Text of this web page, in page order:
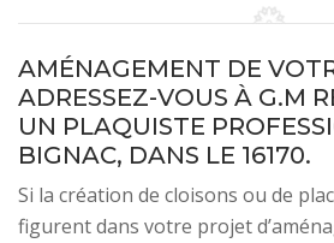
AMÉNAGEMENT DE
ADRESSEZ-VOUS À G.M
UN PLAQUISTE
BIGNAC, DANS LE 16170.
Si la création de cloisons ou de
figurent dans votre projet